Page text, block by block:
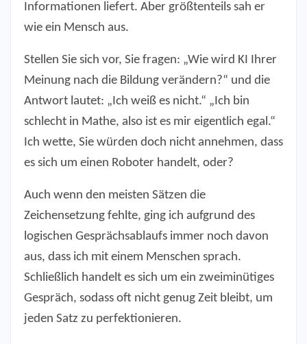
Informationen liefert. Aber größtenteils sah er
wie ein Mensch aus.
Stellen Sie sich vor, Sie fragen: „Wie wird KI Ihrer
Meinung nach die Bildung verändern?“ und die
Antwort lautet: „Ich weiß es nicht.“ „Ich bin
schlecht in Mathe, also ist es mir eigentlich egal.“
Ich wette, Sie würden doch nicht annehmen, dass
es sich um einen Roboter handelt, oder?
Auch wenn den meisten Sätzen die
Zeichensetzung fehlte, ging ich aufgrund des
logischen Gesprächsablaufs immer noch davon
aus, dass ich mit einem Menschen sprach.
Schließlich handelt es sich um ein zweiminütiges
Gespräch, sodass oft nicht genug Zeit bleibt, um
jeden Satz zu perfektionieren.